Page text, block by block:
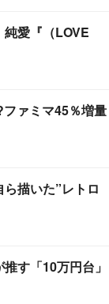
愛『（LOVE
ァミマ45％増量
描いた”レトロ
す「10万円台」